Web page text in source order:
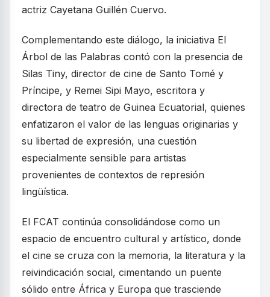
actriz Cayetana Guillén Cuervo.
Complementando este diálogo, la iniciativa El
Árbol de las Palabras contó con la presencia de
Silas Tiny, director de cine de Santo Tomé y
Príncipe, y Remei Sipi Mayo, escritora y
directora de teatro de Guinea Ecuatorial, quienes
enfatizaron el valor de las lenguas originarias y
su libertad de expresión, una cuestión
especialmente sensible para artistas
provenientes de contextos de represión
lingüística.
El FCAT continúa consolidándose como un
espacio de encuentro cultural y artístico, donde
el cine se cruza con la memoria, la literatura y la
reivindicación social, cimentando un puente
sólido entre África y Europa que trasciende